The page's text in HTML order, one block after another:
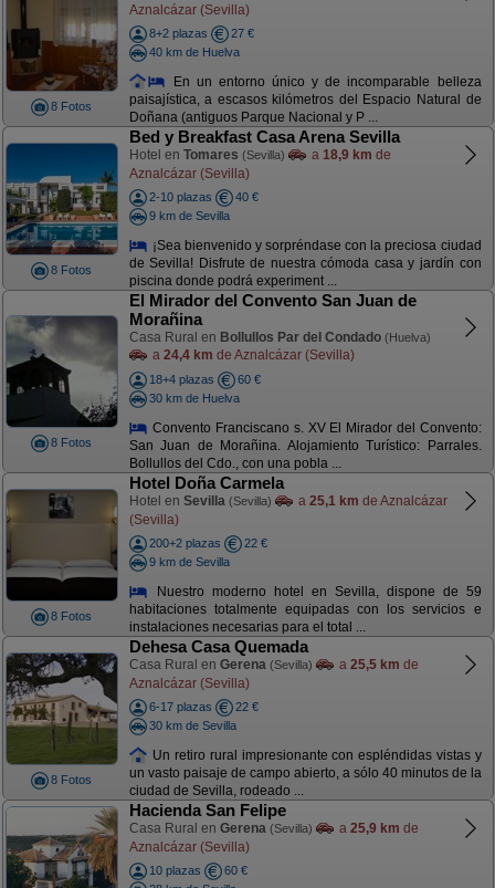
8 Fotos
Aznalcázar (Sevilla)
8+2 plazas
27 €
40 km de Huelva
En un entorno único y de incomparable belleza
paisajística, a escasos kilómetros del Espacio Natural de
Doñana (antiguos Parque Nacional y P ...
8 Fotos
Bed y Breakfast Casa Arena Sevilla
Hotel en Tomares (Sevilla) a 18,9 km de
Aznalcázar (Sevilla)
2-10 plazas
40 €
9 km de Sevilla
¡Sea bienvenido y sorpréndase con la preciosa ciudad
de Sevilla! Disfrute de nuestra cómoda casa y jardín con
piscina donde podrá experiment ...
8 Fotos
El Mirador del Convento San Juan de
Morañina
Casa Rural en Bollullos Par del Condado (Huelva)
a 24,4 km de Aznalcázar (Sevilla)
18+4 plazas
60 €
30 km de Huelva
Convento Franciscano s. XV El Mirador del Convento:
San Juan de Morañina. Alojamiento Turístico: Parrales.
Bollullos del Cdo., con una pobla ...
8 Fotos
Hotel Doña Carmela
Hotel en Sevilla (Sevilla) a 25,1 km de Aznalcázar
(Sevilla)
200+2 plazas
22 €
9 km de Sevilla
Nuestro moderno hotel en Sevilla, dispone de 59
habitaciones totalmente equipadas con los servicios e
instalaciones necesarias para el total ...
8 Fotos
Dehesa Casa Quemada
Casa Rural en Gerena (Sevilla) a 25,5 km de
Aznalcázar (Sevilla)
6-17 plazas
22 €
30 km de Sevilla
Un retiro rural impresionante con espléndidas vistas y
un vasto paisaje de campo abierto, a sólo 40 minutos de la
ciudad de Sevilla, rodeado ...
Hacienda San Felipe
Casa Rural en Gerena (Sevilla) a 25,9 km de
Aznalcázar (Sevilla)
10 plazas
60 €